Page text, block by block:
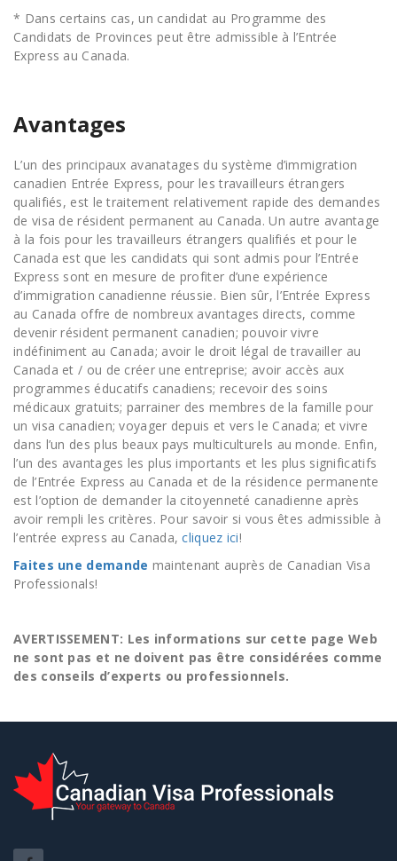
* Dans certains cas, un candidat au Programme des
Candidats de Provinces peut être admissible à l’Entrée
Express au Canada.
Avantages
L’un des principaux avanatages du système d’immigration
canadien Entrée Express, pour les travailleurs étrangers
qualifiés, est le traitement relativement rapide des demandes
de visa de résident permanent au Canada. Un autre avantage
à la fois pour les travailleurs étrangers qualifiés et pour le
Canada est que les candidats qui sont admis pour l’Entrée
Express sont en mesure de profiter d’une expérience
d’immigration canadienne réussie. Bien sûr, l’Entrée Express
au Canada offre de nombreux avantages directs, comme
devenir résident permanent canadien; pouvoir vivre
indéfiniment au Canada; avoir le droit légal de travailler au
Canada et / ou de créer une entreprise; avoir accès aux
programmes éducatifs canadiens; recevoir des soins
médicaux gratuits; parrainer des membres de la famille pour
un visa canadien; voyager depuis et vers le Canada; et vivre
dans l’un des plus beaux pays multiculturels au monde. Enfin,
l’un des avantages les plus importants et les plus significatifs
de l’Entrée Express au Canada et de la résidence permanente
est l’option de demander la citoyenneté canadienne après
avoir rempli les critères. Pour savoir si vous êtes admissible à
l’entrée express au Canada,cliquez ici!
Faites une demande maintenant auprès de Canadian Visa
Professionals!
AVERTISSEMENT: Les informations sur cette page Web
ne sont pas et ne doivent pas être considérées comme
des conseils d’experts ou professionnels.